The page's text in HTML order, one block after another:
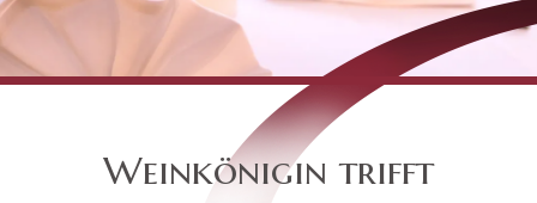
Weinkönigin trifft